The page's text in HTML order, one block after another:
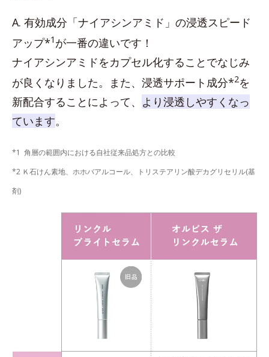
A. 有効成分「ナイアシンアミド」の浸透スピード
アップ*1 が一番の違いです！
ナイアシンアミドをカプセル化することでなじみ
が良くなりました。また、浸透サポート成分*2を
新配合することによって、 より浸透しやすくなっ
ています。
*1 角層の範囲内における自社従来品処方との比較
*2 Ｋ石けん素地、ホホバアルコール、トリステアリン酸デカグリセリル(基
剤)